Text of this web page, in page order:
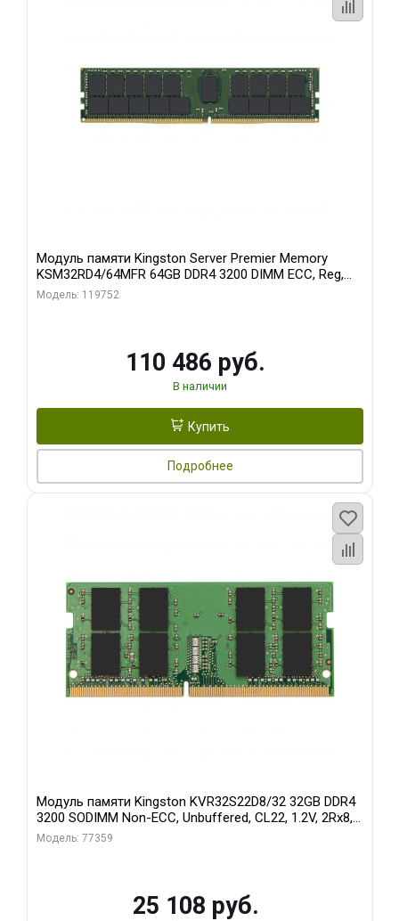
Модуль памяти Kingston Server Premier Memory
KSM32RD4/64MFR 64GB DDR4 3200 DIMM ECC, Reg,
CL22, 1.2V
Модель: 119752
110 486 руб.
В наличии
Купить
Подробнее
Модуль памяти Kingston KVR32S22D8/32 32GB DDR4
3200 SODIMM Non-ECC, Unbuffered, CL22, 1.2V, 2Rx8,
RTL (310924)
Модель: 77359
25 108 руб.